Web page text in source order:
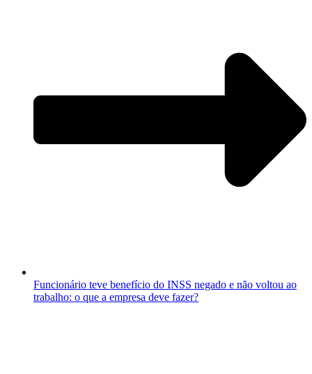
Funcionário teve benefício do INSS negado e não voltou ao
trabalho: o que a empresa deve fazer?